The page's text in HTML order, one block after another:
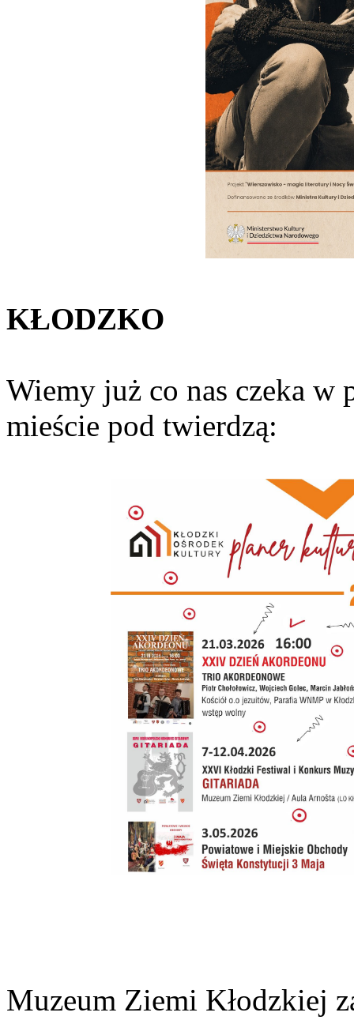
KŁODZKO
Wiemy już co nas czeka w
mieście pod twierdzą:
Muzeum Ziemi Kłodzkiej